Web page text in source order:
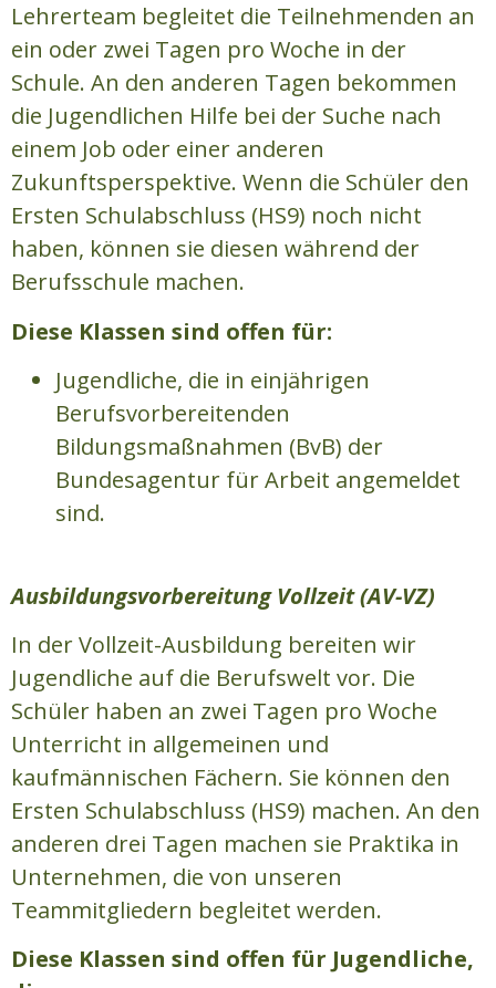
Lehrerteam begleitet die Teilnehmenden an
ein oder zwei Tagen pro Woche in der
Schule. An den anderen Tagen bekommen
die Jugendlichen Hilfe bei der Suche nach
einem Job oder einer anderen
Zukunftsperspektive. Wenn die Schüler den
Ersten Schulabschluss (HS9) noch nicht
haben, können sie diesen während der
Berufsschule machen.
Diese Klassen sind offen für:
Jugendliche, die in einjährigen
Berufsvorbereitenden
Bildungsmaßnahmen (BvB) der
Bundesagentur für Arbeit angemeldet
sind.
Ausbildungsvorbereitung Vollzeit (AV-VZ)
In der Vollzeit-Ausbildung bereiten wir
Jugendliche auf die Berufswelt vor. Die
Schüler haben an zwei Tagen pro Woche
Unterricht in allgemeinen und
kaufmännischen Fächern. Sie können den
Ersten Schulabschluss (HS9) machen. An den
anderen drei Tagen machen sie Praktika in
Unternehmen, die von unseren
Teammitgliedern begleitet werden.
Diese Klassen sind offen für Jugendliche,